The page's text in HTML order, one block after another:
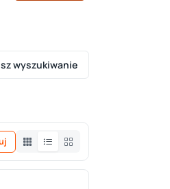
wyszukiwanie